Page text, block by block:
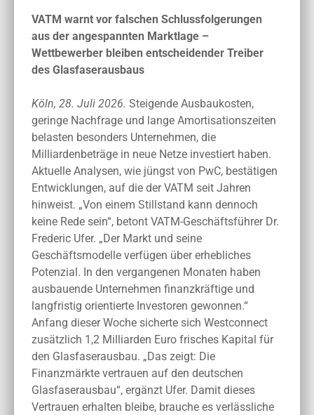
VATM warnt vor falschen Schlussfolgerungen
aus der angespannten Marktlage –
Wettbewerber bleiben entscheidender Treiber
des Glasfaserausbaus
Köln, 28. Juli 2026. Steigende Ausbaukosten,
geringe Nachfrage und lange Amortisationszeiten
belasten besonders Unternehmen, die
Milliardenbeträge in neue Netze investiert haben.
Aktuelle Analysen, wie jüngst von PwC, bestätigen
Entwicklungen, auf die der VATM seit Jahren
hinweist. „Von einem Stillstand kann dennoch
keine Rede sein“, betont VATM-Geschäftsführer Dr.
Frederic Ufer. „Der Markt und seine
Geschäftsmodelle verfügen über erhebliches
Potenzial. In den vergangenen Monaten haben
ausbauende Unternehmen finanzkräftige und
langfristig orientierte Investoren gewonnen.“
Anfang dieser Woche sicherte sich Westconnect
zusätzlich 1,2 Milliarden Euro frisches Kapital für
den Glasfaserausbau. „Das zeigt: Die
Finanzmärkte vertrauen auf den deutschen
Glasfaserausbau“, ergänzt Ufer. Damit dieses
Vertrauen erhalten bleibe, brauche es verlässliche